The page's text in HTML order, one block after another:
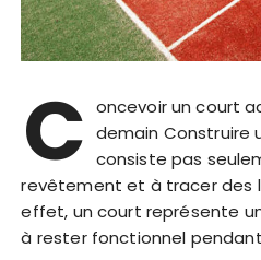
C oncevoir un court
demain Construire
consiste pas
revêtement et à tracer des
effet, un court représente
à rester fonctionnel